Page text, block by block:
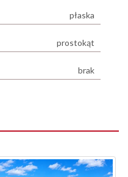
płaska
prostokąt
brak